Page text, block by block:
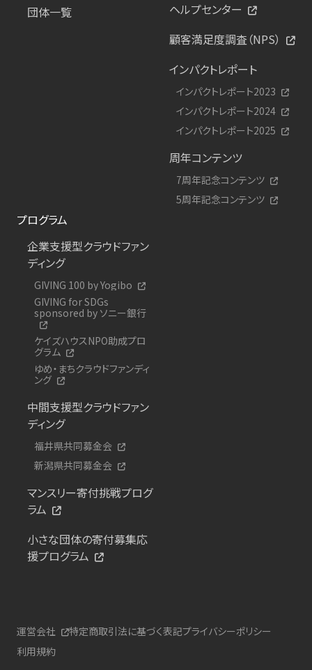
団体一覧
ヘルプセンター
顧客満足度調査（NPS）
インパクトレポート
インパクトレポート2023
インパクトレポート2024
インパクトレポート2025
周年コンテンツ
7周年記念コンテンツ
5周年記念コンテンツ
プログラム
企業支援型クラウドファン
ディング
GIVING 100 by Yogibo
GIVING for SDGs
sponsored by ソニー銀行
ケイズハウスNPO助成プロ
グラム
ゆめ・まちクラウドファンディ
ング
中間支援型クラウドファン
ディング
福井県共同募金会
新潟県共同募金会
マンスリー寄付挑戦プログ
ラム
小さな団体の寄付募集応
援プログラム
運営会社 特定商取引法に基づく表記プライバシーポリシー
利用規約